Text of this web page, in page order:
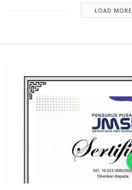
LOAD MORE